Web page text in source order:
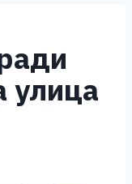
улица